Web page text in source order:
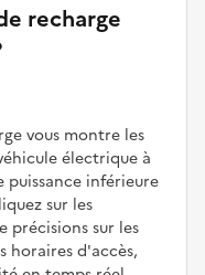
recharge
vous montre les
électrique à
puissance inférieure
sur les
précisions sur les
horaires d'accès,